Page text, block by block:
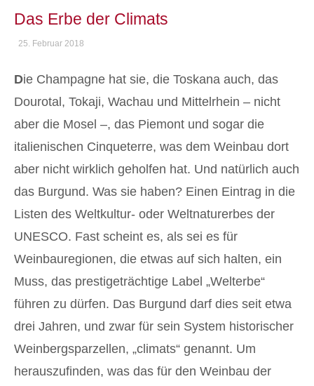
Das Erbe der Climats
25. Februar 2018
Die Champagne hat sie, die Toskana auch, das
Dourotal, Tokaji, Wachau und Mittelrhein – nicht
aber die Mosel –, das Piemont und sogar die
italienischen Cinqueterre, was dem Weinbau dort
aber nicht wirklich geholfen hat. Und natürlich auch
das Burgund. Was sie haben? Einen Eintrag in die
Listen des Weltkultur- oder Weltnaturerbes der
UNESCO. Fast scheint es, als sei es für
Weinbauregionen, die etwas auf sich halten, ein
Muss, das prestigeträchtige Label „Welterbe“
führen zu dürfen. Das Burgund darf dies seit etwa
drei Jahren, und zwar für sein System historischer
Weinbergsparzellen, „climats“ genannt. Um
herauszufinden, was das für den Weinbau der